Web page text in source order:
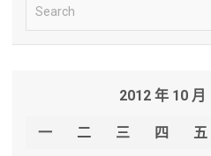
e
2012 年 10 月
一 二 三 四 五